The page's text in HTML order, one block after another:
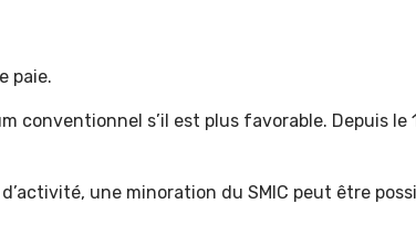
paie.
conventionnel s’il est plus favorable. Depuis le
une minoration du SMIC peut être